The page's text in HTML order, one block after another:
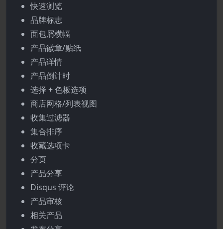
快速浏览
品牌标志
面包屑横幅
产品徽章/贴纸
产品详情
产品倒计时
选择 + 色板选项
商店网格/列表视图
收集过滤器
集合排序
收藏选项卡
分页
产品分享
Disqus 评论
产品审核
相关产品